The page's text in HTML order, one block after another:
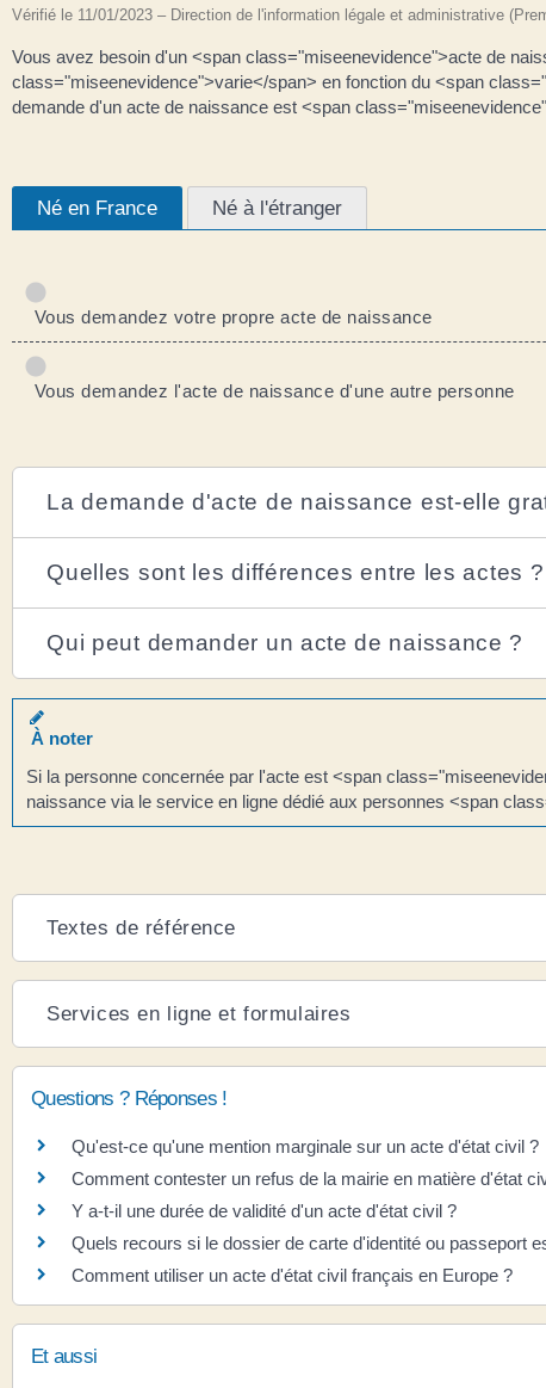
Vérifié le 11/01/2023 – Direction de l'information légale et administrative
Vous avez besoin d'un <span class="miseenevidence">acte de
class="miseenevidence">varie</span> en fonction du <span
demande d'un acte de naissance est <span
Né en France Né à l'étranger
Vous demandez votre propre acte de naissance
Vous demandez l'acte de naissance d'une autre personne
La demande d'acte de naissance est-elle
Quelles sont les différences entre les actes ?
Qui peut demander un acte de naissance ?
À noter
Si la personne concernée par l'acte est <span
naissance via le service en ligne dédié aux personnes <span
Textes de référence
Services en ligne et formulaires
Questions ? Réponses !
Qu'est-ce qu'une mention marginale sur un acte d'état civil ?
Comment contester un refus de la mairie en matière d'état
Y a-t-il une durée de validité d'un acte d'état civil ?
Quels recours si le dossier de carte d'identité ou passeport
Comment utiliser un acte d'état civil français en Europe ?
Et aussi